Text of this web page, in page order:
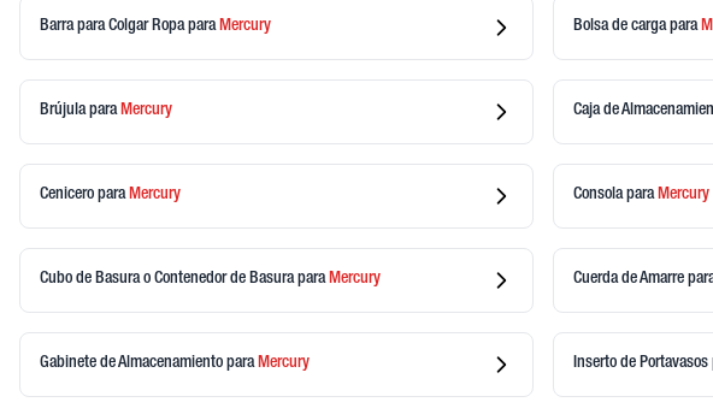
Barra para Colgar Ropa paraMercury Bolsa de carga para
Brújula paraMercury Caja de
Cenicero paraMercury Consola paraMercury
Cubo de Basura o Contenedor de Basura paraMercury Cuerda de Amarre
Gabinete de Almacenamiento paraMercury Inserto de Portavasos